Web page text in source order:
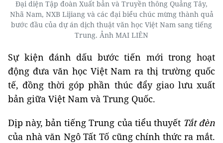
Đại diện Tập đoàn Xuất bản và Truyền thông Quảng Tây,
Nhã Nam, NXB Lijiang và các đại biểu chúc mừng thành quả
bước đầu của dự án dịch thuật văn học Việt Nam sang tiếng
Trung. Ảnh MAI LIÊN
Sự kiện đánh dấu bước tiến mới trong hoạt
động đưa văn học Việt Nam ra thị trường quốc
tế, đồng thời góp phần thúc đẩy giao lưu xuất
bản giữa Việt Nam và Trung Quốc.
Dịp này, bản tiếng Trung của tiểu thuyết Tắt đèn
của nhà văn Ngô Tất Tố cũng chính thức ra mắt.